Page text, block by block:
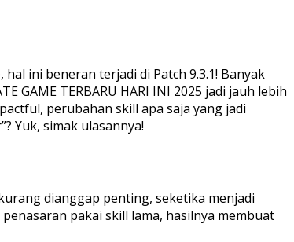
ini beneran terjadi di Patch 9.3.1! Banyak
GAME TERBARU HARI INI 2025 jadi jauh lebih
perubahan skill apa saja yang jadi
Yuk, simak ulasannya!
dianggap penting, seketika menjadi
pakai skill lama, hasilnya membuat